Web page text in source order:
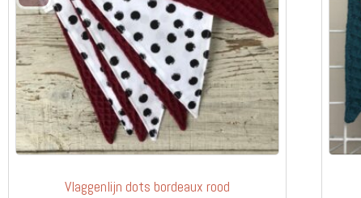
Vlaggenlijn dots bordeaux rood